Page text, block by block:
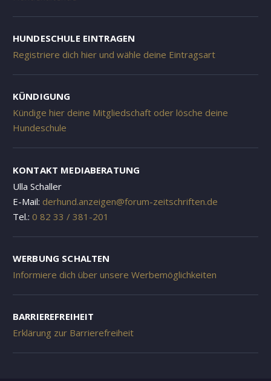
HUNDESCHULE EINTRAGEN
Registriere dich hier und wähle deine Eintragsart
KÜNDIGUNG
Kündige hier deine Mitgliedschaft oder lösche deine
Hundeschule
KONTAKT MEDIABERATUNG
Ulla Schaller
E-Mail: derhund.anzeigen@forum-zeitschriften.de
Tel.: 0 82 33 / 381-201
WERBUNG SCHALTEN
Informiere dich über unsere Werbemöglichkeiten
BARRIEREFREIHEIT
Erklärung zur Barrierefreiheit